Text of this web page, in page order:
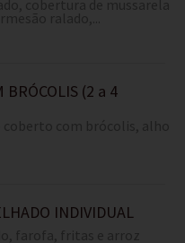
BRÓCOLIS (2 a 4
INDIVIDUAL